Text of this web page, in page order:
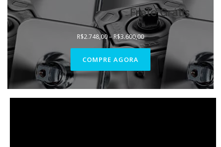
Frete Grátis
R$2.748,00–R$3.600,00Faixa
de
preço:
R$2.748,00
R$3.600,00
COMPRE AGORA